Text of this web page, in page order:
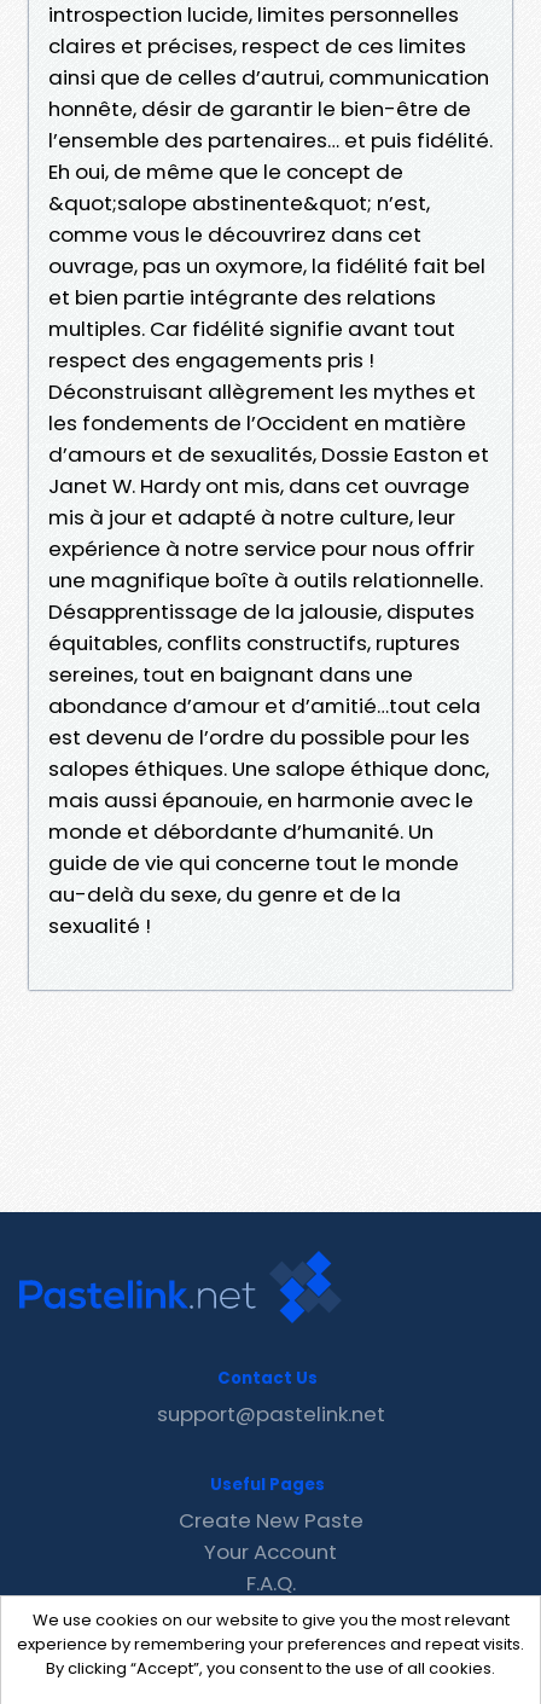
introspection lucide, limites personnelles
claires et précises, respect de ces limites
ainsi que de celles d’autrui, communication
honnête, désir de garantir le bien-être de
l’ensemble des partenaires… et puis fidélité.
Eh oui, de même que le concept de
&quot;salope abstinente&quot; n’est,
comme vous le découvrirez dans cet
ouvrage, pas un oxymore, la fidélité fait bel
et bien partie intégrante des relations
multiples. Car fidélité signifie avant tout
respect des engagements pris !
Déconstruisant allègrement les mythes et
les fondements de l’Occident en matière
d’amours et de sexualités, Dossie Easton et
Janet W. Hardy ont mis, dans cet ouvrage
mis à jour et adapté à notre culture, leur
expérience à notre service pour nous offrir
une magnifique boîte à outils relationnelle.
Désapprentissage de la jalousie, disputes
équitables, conflits constructifs, ruptures
sereines, tout en baignant dans une
abondance d’amour et d’amitié…tout cela
est devenu de l’ordre du possible pour les
salopes éthiques. Une salope éthique donc,
mais aussi épanouie, en harmonie avec le
monde et débordante d’humanité. Un
guide de vie qui concerne tout le monde
au-delà du sexe, du genre et de la
sexualité !
We use cookies on our website to give you the most relevant
experience by remembering your preferences and repeat visits.
By clicking “Accept”, you consent to the use of all cookies.
Contact Us
support@pastelink.net
Useful Pages
Create New Paste
Your Account
F.A.Q.
Recent
Contact